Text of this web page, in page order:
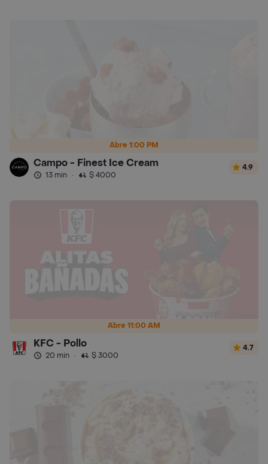
Abre 1:00 PM
Campo - Finest Ice Cream
13 min · $ 4000
4.9
Abre 11:00 AM
KFC - Pollo
20 min · $ 3000
4.7